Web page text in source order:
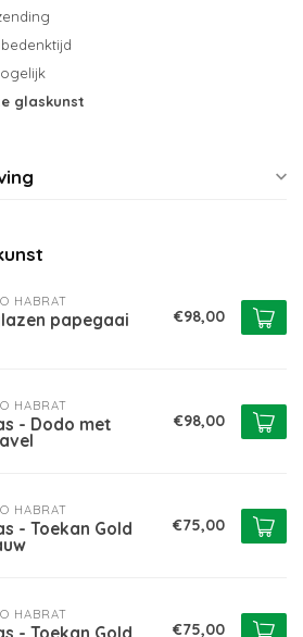
bedenktijd
glaskunst
HABRAT
papegaai €98,00
HABRAT
- Dodo met €98,00
HABRAT
- Toekan Gold €75,00
HABRAT
€75,00